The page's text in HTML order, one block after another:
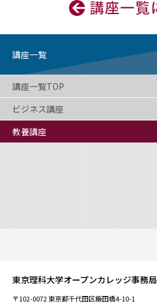
講座一覧
講座一覧TOP
ビジネス講座
教養講座
東京理科大学オープンカレッジ事務局
〒102-0072 東京都千代田区飯田橋4-10-1